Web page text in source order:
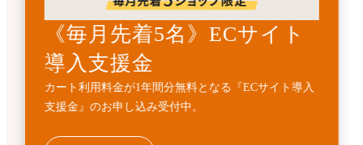
《先着3名》ECサイトリニ
ューアル支援金
カート利用料金1年間無料とECサイト構築費用
10%OFFの『ECサイトサイトリニューアル支援金』受
《毎月先着5名》ECサイト
導入支援金
カート利用料金が1年間分無料となる『ECサイト導入
支援金』のお申し込み受付中。
開発・API連携代行サービ
ス
標準機能に加えて、業務フローに合わせた外部連携・
機能追加などの個別開発を代行するサービスです。